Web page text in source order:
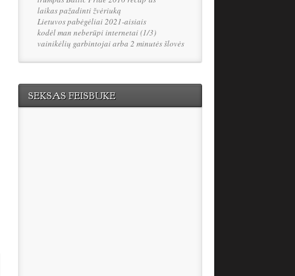
laikas pažadinti žvėriuką
Lietuvos pabėgėliai 2021-aisiais
kodėl man neberūpi internetai (1/3)
vainikėlių garbintojai arba 2 minutės šlovės
SEKSAS FEISBUKE